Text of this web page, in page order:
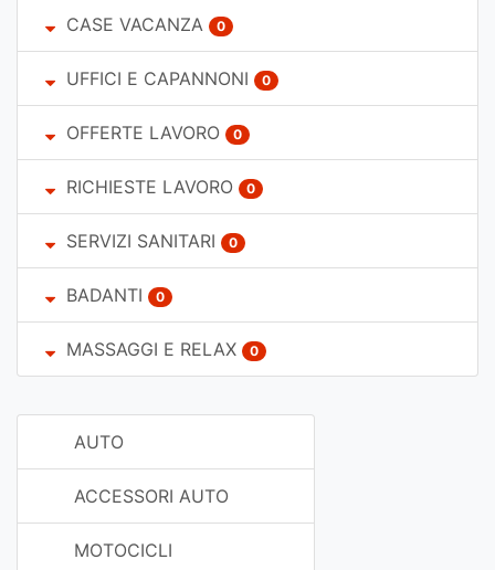
CASE VACANZA 0
UFFICI E CAPANNONI 0
OFFERTE LAVORO 0
RICHIESTE LAVORO 0
SERVIZI SANITARI 0
BADANTI 0
MASSAGGI E RELAX 0
AUTO
ACCESSORI AUTO
MOTOCICLI